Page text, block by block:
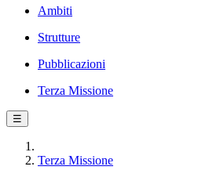
Ambiti
Strutture
Pubblicazioni
Terza Missione
☰
Terza Missione